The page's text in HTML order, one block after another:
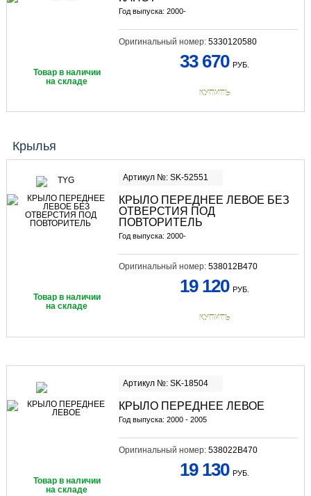
Год выпуска: 2000-
Оригинальный номер: 5330120580
Товар в наличии
на складе
33 670 РУБ.
КУПИТЬ
Крылья
Артикул №: SK-52551
КРЫЛО ПЕРЕДНЕЕ ЛЕВОЕ БЕЗ
ОТВЕРСТИЯ ПОД
ПОВТОРИТЕЛЬ
Год выпуска: 2000-
Оригинальный номер: 538012B470
Товар в наличии
на складе
19 120 РУБ.
КУПИТЬ
Артикул №: SK-18504
КРЫЛО ПЕРЕДНЕЕ ЛЕВОЕ
Год выпуска: 2000 - 2005
Оригинальный номер: 538022B470
Товар в наличии
на складе
19 130 РУБ.